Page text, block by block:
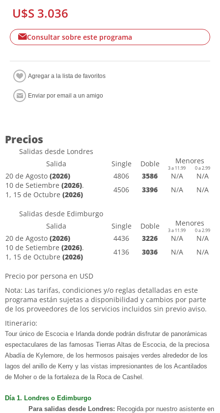
U$S 3.036
Consultar sobre este programa
Precios
Salidas desde Londres
Salida
Single Doble Menores
3 a 11.99 0 a 2.99
20 de Agosto (2026) 4806 3586 N/A
N/A
10 de Setiembre (2026).
1, 15 de Octubre (2026)
4506 3396 N/A N/A
Salidas desde Edimburgo
Salida
Single Doble Menores
3 a 11.99 0 a 2.99
20 de Agosto (2026) 4436 3226 N/A
N/A
10 de Setiembre (2026).
1, 15 de Octubre (2026)
4136 3036 N/A N/A
Precio por persona en USD
Nota: Las tarifas, condiciones y/o reglas detalladas en este
programa están sujetas a disponibilidad y cambios por parte
de los proveedores de los servicios incluidos sin previo aviso.
Itinerario:
Tour único de Escocia e Irlanda donde podrán disfrutar de panorámicas
espectaculares de las famosas Tierras Altas de Escocia, de la preciosa
Abadía de Kylemore, de los hermosos paisajes verdes alrededor de los
lagos del anillo de Kerry y las vistas impresionantes de los Acantilados
de Moher o de la fortaleza de la Roca de Cashel.
Día 1. Londres o Edimburgo
Para salidas desde Londres: Recogida por nuestro asistente en